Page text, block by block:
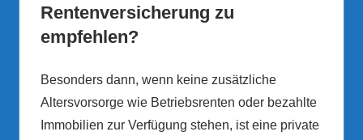
Rentenversicherung zu
empfehlen?
Besonders dann, wenn keine zusätzliche
Altersvorsorge wie Betriebsrenten oder bezahlte
Immobilien zur Verfügung stehen, ist eine private